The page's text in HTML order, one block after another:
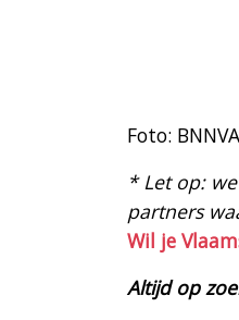
Foto:
* Let op:
partners
Wil je
Altijd op